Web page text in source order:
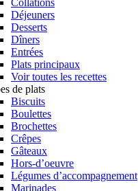
Collations
Déjeuners
Desserts
Dîners
Entrées
Plats principaux
Voir toutes les recettes
de plats
Biscuits
Boulettes
Brochettes
Crêpes
Gâteaux
Hors-d’oeuvre
Légumes d’accompagnement
Marinades